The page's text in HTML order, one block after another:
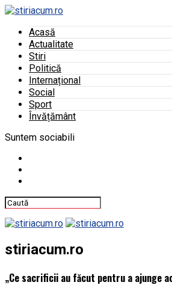
Acasă
Actualitate
Stiri
Politică
Internațional
Social
Sport
Învățământ
Suntem sociabili
stiriacum.ro
„Ce sacrificii au făcut pentru a ajunge